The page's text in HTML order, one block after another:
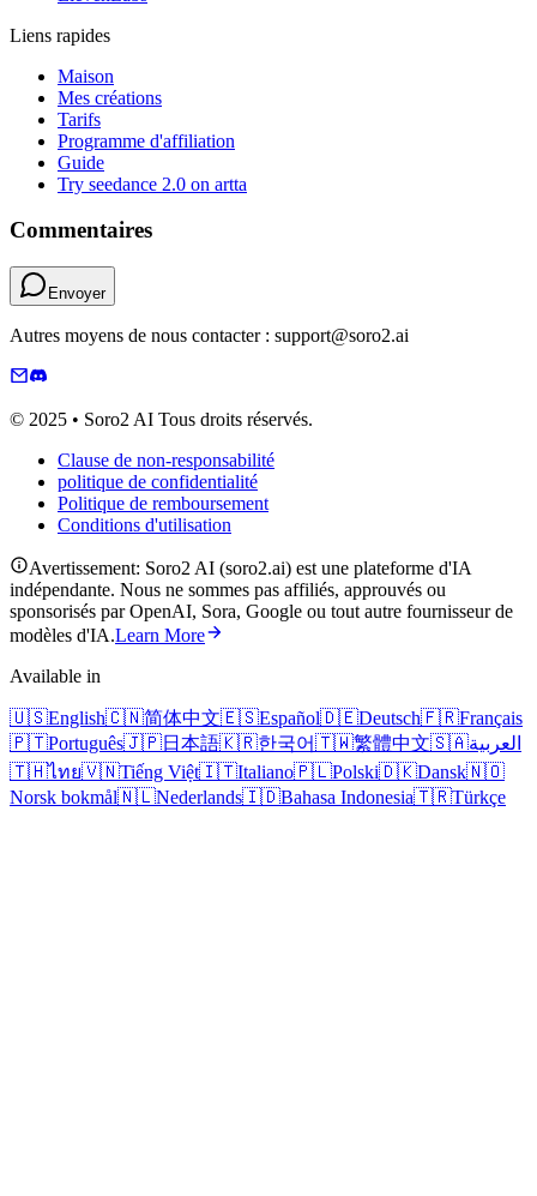
Liens rapides
Maison
Mes créations
Tarifs
Programme d'affiliation
Guide
Try seedance 2.0 on artta
Commentaires
Envoyer
Autres moyens de nous contacter : support@soro2.ai
© 2025 • Soro2 AI Tous droits réservés.
Clause de non-responsabilité
politique de confidentialité
Politique de remboursement
Conditions d'utilisation
Avertissement: Soro2 AI (soro2.ai) est une plateforme d'IA
indépendante. Nous ne sommes pas affiliés, approuvés ou
sponsorisés par OpenAI, Sora, Google ou tout autre fournisseur de
modèles d'IA.Learn More
Available in
🇺🇸English🇨🇳简体中文🇪🇸Español🇩🇪Deutsch🇫🇷Français
🇵🇹Português🇯🇵日本語🇰🇷한국어🇹🇼繁體中文🇸🇦العربية
🇹🇭ไทย🇻🇳Tiếng Việt🇮🇹Italiano🇵🇱Polski🇩🇰Dansk🇳🇴
Norsk bokmål🇳🇱Nederlands🇮🇩Bahasa Indonesia🇹🇷Türkçe